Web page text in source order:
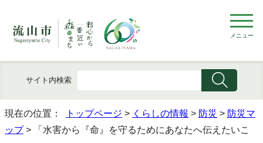
メニュー
サイト内検索
現在の位置： トップページ > くらしの情報 > 防災 > 防災マ
ップ > 「水害から『命』を守るためにあなたへ伝えたいこ